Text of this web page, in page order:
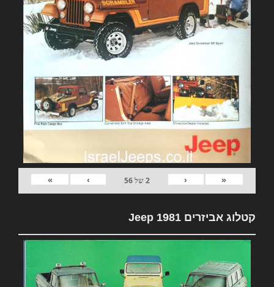
«
‹
2של56
›
»
קטלוג אביזרים 1981 Jeep